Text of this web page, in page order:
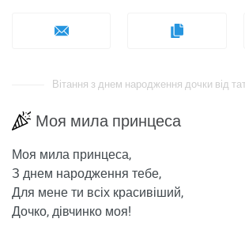
Вітання з днем ​​народження дочки від
Моя мила принцеса
Моя мила принцеса,
З днем ​​народження тебе,
Для мене ти всіх красивіший,
Дочко, дівчинко моя!